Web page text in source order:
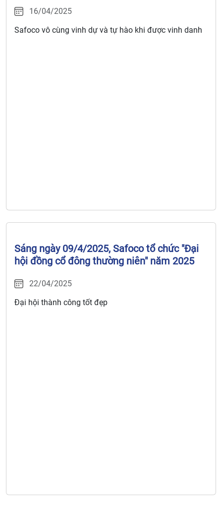
16/04/2025
Safoco vô cùng vinh dự và tự hào khi được vinh danh
Sáng ngày 09/4/2025, Safoco tổ chức "Đại
hội đồng cổ đông thường niên" năm 2025
22/04/2025
Đại hội thành công tốt đẹp